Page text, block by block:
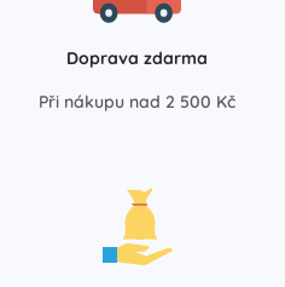
Doprava zdarma
Při nákupu nad 2 500 Kč